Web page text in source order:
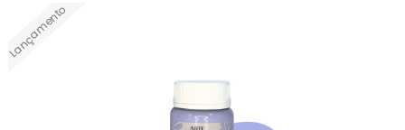
Lançamento